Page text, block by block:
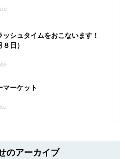
シュタイムをおこないます！
日）
マーケット
のアーカイブ